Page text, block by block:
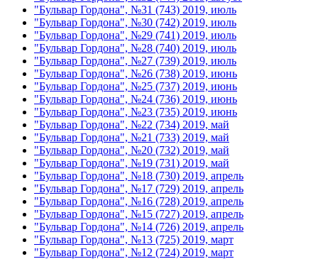
"Бульвар Гордона", №31 (743) 2019, июль
"Бульвар Гордона", №30 (742) 2019, июль
"Бульвар Гордона", №29 (741) 2019, июль
"Бульвар Гордона", №28 (740) 2019, июль
"Бульвар Гордона", №27 (739) 2019, июль
"Бульвар Гордона", №26 (738) 2019, июнь
"Бульвар Гордона", №25 (737) 2019, июнь
"Бульвар Гордона", №24 (736) 2019, июнь
"Бульвар Гордона", №23 (735) 2019, июнь
"Бульвар Гордона", №22 (734) 2019, май
"Бульвар Гордона", №21 (733) 2019, май
"Бульвар Гордона", №20 (732) 2019, май
"Бульвар Гордона", №19 (731) 2019, май
"Бульвар Гордона", №18 (730) 2019, апрель
"Бульвар Гордона", №17 (729) 2019, апрель
"Бульвар Гордона", №16 (728) 2019, апрель
"Бульвар Гордона", №15 (727) 2019, апрель
"Бульвар Гордона", №14 (726) 2019, апрель
"Бульвар Гордона", №13 (725) 2019, март
"Бульвар Гордона", №12 (724) 2019, март